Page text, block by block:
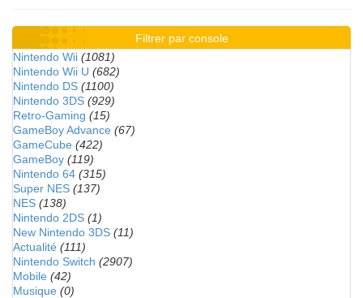
Filtrer par console
Nintendo Wii (1081)
Nintendo Wii U (682)
Nintendo DS (1100)
Nintendo 3DS (929)
Retro-Gaming (15)
GameBoy Advance (67)
GameCube (422)
GameBoy (119)
Nintendo 64 (315)
Super NES (137)
NES (138)
Nintendo 2DS (1)
New Nintendo 3DS (11)
Actualité (111)
Nintendo Switch (2907)
Mobile (42)
Musique (0)